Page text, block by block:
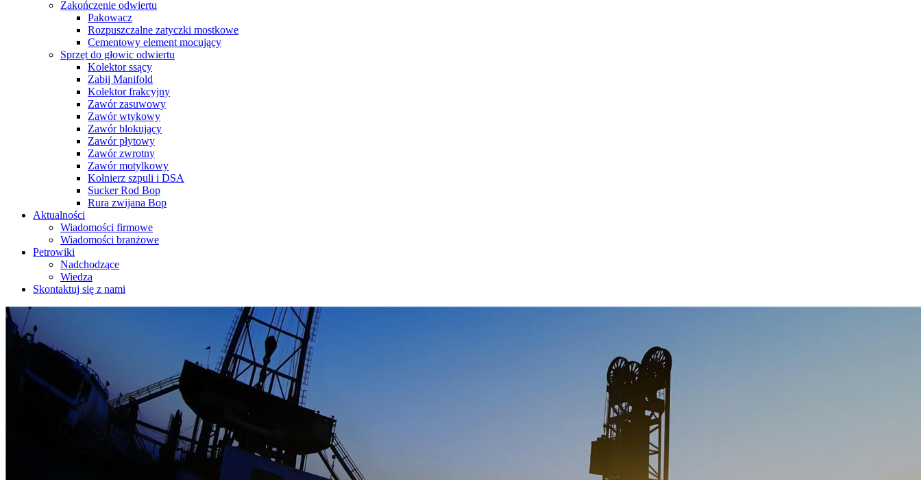
Zakończenie odwiertu
Pakowacz
Rozpuszczalne zatyczki mostkowe
Cementowy element mocujący
Sprzęt do głowic odwiertu
Kolektor ssący
Zabij Manifold
Kolektor frakcyjny
Zawór zasuwowy
Zawór wtykowy
Zawór blokujący
Zawór płytowy
Zawór zwrotny
Zawór motylkowy
Kołnierz szpuli i DSA
Sucker Rod Bop
Rura zwijana Bop
Aktualności
Wiadomości firmowe
Wiadomości branżowe
Petrowiki
Nadchodzące
Wiedza
Skontaktuj się z nami